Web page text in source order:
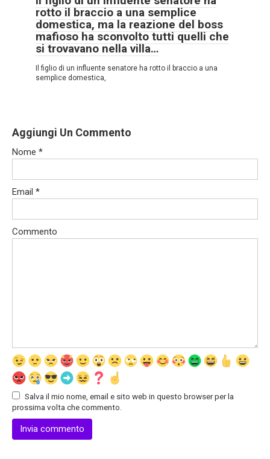
rotto il braccio a una semplice
domestica, ma la reazione del boss
mafioso ha sconvolto tutti quelli che
si trovavano nella villa…
Il figlio di un influente senatore ha rotto il braccio a una
semplice domestica,
Aggiungi Un Commento
Nome *
Email *
Commento
Salva il mio nome, email e sito web in questo browser per la
prossima volta che commento.